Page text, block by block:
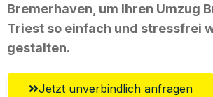
Bremerhaven, um Ihren Umzug
Triest so einfach und stressfrei
gestalten.
Jetzt unverbindlich anfragen